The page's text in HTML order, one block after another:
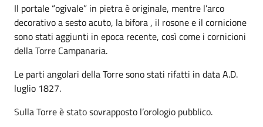
Il portale “ogivale” in pietra è originale, mentre l’arco
decorativo a sesto acuto, la bifora , il rosone e il cornicione
sono stati aggiunti in epoca recente, così come i cornicioni
della Torre Campanaria.
Le parti angolari della Torre sono stati rifatti in data A.D.
luglio 1827.
Sulla Torre è stato sovrapposto l’orologio pubblico.